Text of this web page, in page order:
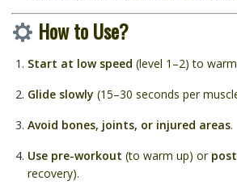
How to Use?
Start at low speed (level 1–2) to
Glide slowly (15–30 seconds per
Avoid bones, joints, or injured areas.
Use pre-workout (to warm up) or
recovery).